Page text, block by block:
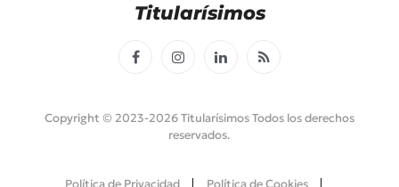
Titularísimos
FacebookInstagramLinkedInRSS
Copyright © 2023-2026 Titularísimos Todos los derechos
reservados.
Política de Privacidad Política de Cookies